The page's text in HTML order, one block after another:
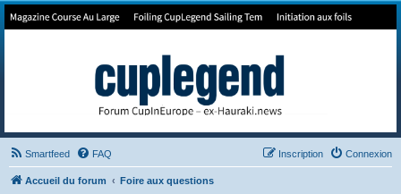
Forum de Cup In Europe
Smartfeed FAQ Connexion
Inscription
Accueil du forum Foire aux questions